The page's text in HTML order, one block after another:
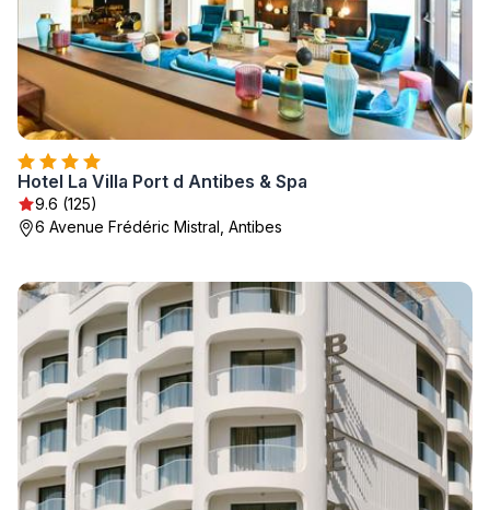
Hotel La Villa Port d Antibes & Spa
9.6 (125)
6 Avenue Frédéric Mistral, Antibes